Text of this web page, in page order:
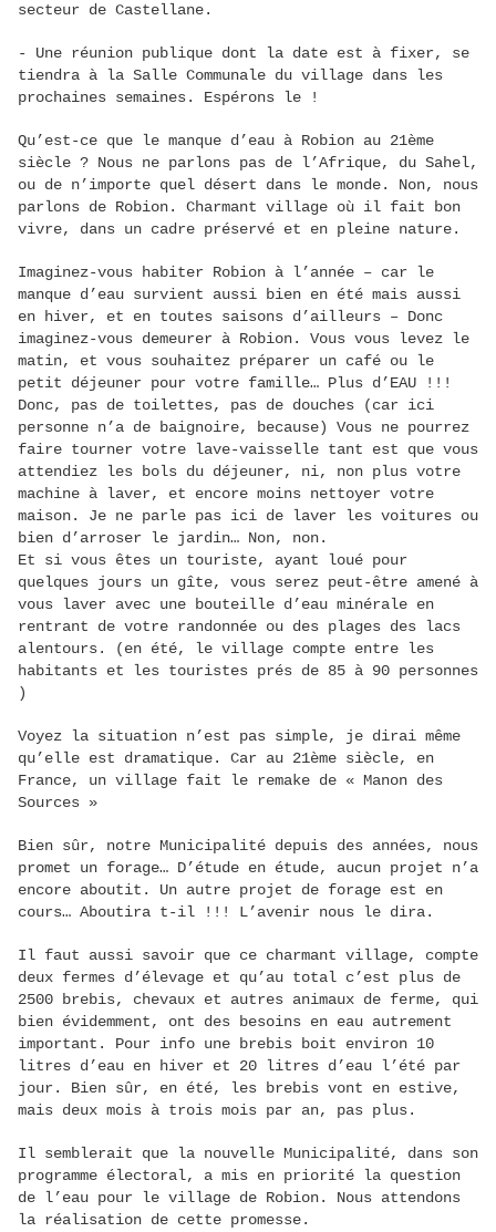
secteur de Castellane.
- Une réunion publique dont la date est à fixer, se
tiendra à la Salle Communale du village dans les
prochaines semaines. Espérons le !
Qu’est-ce que le manque d’eau à Robion au 21ème
siècle ? Nous ne parlons pas de l’Afrique, du Sahel,
ou de n’importe quel désert dans le monde. Non, nous
parlons de Robion. Charmant village où il fait bon
vivre, dans un cadre préservé et en pleine nature.
Imaginez-vous habiter Robion à l’année – car le
manque d’eau survient aussi bien en été mais aussi
en hiver, et en toutes saisons d’ailleurs – Donc
imaginez-vous demeurer à Robion. Vous vous levez le
matin, et vous souhaitez préparer un café ou le
petit déjeuner pour votre famille… Plus d’EAU !!!
Donc, pas de toilettes, pas de douches (car ici
personne n’a de baignoire, because) Vous ne pourrez
faire tourner votre lave-vaisselle tant est que vous
attendiez les bols du déjeuner, ni, non plus votre
machine à laver, et encore moins nettoyer votre
maison. Je ne parle pas ici de laver les voitures ou
bien d’arroser le jardin… Non, non.
Et si vous êtes un touriste, ayant loué pour
quelques jours un gîte, vous serez peut-être amené à
vous laver avec une bouteille d’eau minérale en
rentrant de votre randonnée ou des plages des lacs
alentours. (en été, le village compte entre les
habitants et les touristes prés de 85 à 90 personnes
)
Voyez la situation n’est pas simple, je dirai même
qu’elle est dramatique. Car au 21ème siècle, en
France, un village fait le remake de « Manon des
Sources »
Bien sûr, notre Municipalité depuis des années, nous
promet un forage… D’étude en étude, aucun projet n’a
encore aboutit. Un autre projet de forage est en
cours… Aboutira t-il !!! L’avenir nous le dira.
Il faut aussi savoir que ce charmant village, compte
deux fermes d’élevage et qu’au total c’est plus de
2500 brebis, chevaux et autres animaux de ferme, qui
bien évidemment, ont des besoins en eau autrement
important. Pour info une brebis boit environ 10
litres d’eau en hiver et 20 litres d’eau l’été par
jour. Bien sûr, en été, les brebis vont en estive,
mais deux mois à trois mois par an, pas plus.
Il semblerait que la nouvelle Municipalité, dans son
programme électoral, a mis en priorité la question
de l’eau pour le village de Robion. Nous attendons
la réalisation de cette promesse.